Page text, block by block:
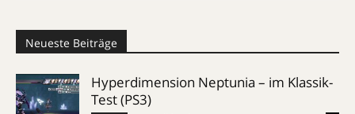
Neueste Beiträge
Hyperdimension Neptunia – im Klassik-
Test (PS3)